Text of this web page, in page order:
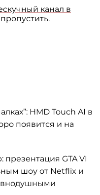
канал в
HMD Touch AI в
появится и на
GTA VI
шоу от Netflix и